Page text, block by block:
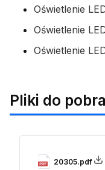
Oświetlenie
Oświetlenie
Oświetlenie
Pliki do
20305.pdf